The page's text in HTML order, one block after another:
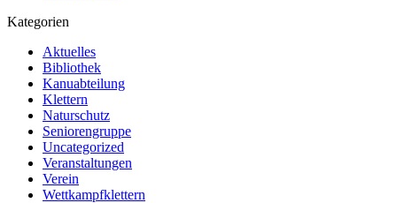
Kategorien
Aktuelles
Bibliothek
Kanuabteilung
Klettern
Naturschutz
Seniorengruppe
Uncategorized
Veranstaltungen
Verein
Wettkampfklettern